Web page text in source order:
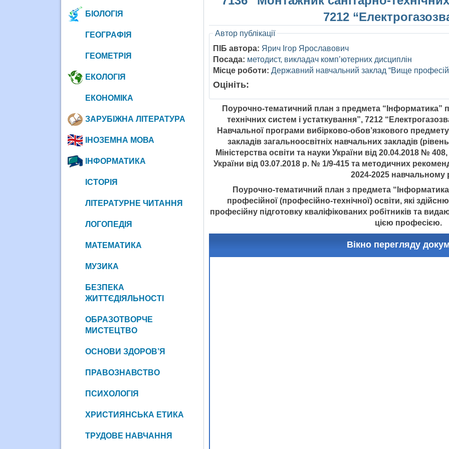
7212
Автор публікації
ПІБ автора: Ярич Ігор Ярославович
Посада: методист, викладач комп’ютерних дисциплін
Місце роботи: Державний навчальний заклад “Вище
Оцініть:
Поурочно-тематичний план з предмета “Інформатика”
технічних систем і устаткування”, 7212
Навчальної програми вибірково-обов’язкового
закладів загальноосвітніх навчальних закладів
Міністерства освіти та науки України від 20.04.2018 №
України від 03.07.2018 р. № 1/9-415 та методичних
2024-2025 навчальному
Поурочно-тематичний план з предмета
професійної (професійно-технічної) освіти, які
професійну підготовку кваліфікованих робітників та
цією професією.
Вікно перегляду
БІОЛОГІЯ
ГЕОГРАФІЯ
ГЕОМЕТРІЯ
ЕКОЛОГІЯ
ЕКОНОМІКА
ЗАРУБІЖНА ЛІТЕРАТУРА
ІНОЗЕМНА МОВА
ІНФОРМАТИКА
ІСТОРІЯ
ЛІТЕРАТУРНЕ ЧИТАННЯ
ЛОГОПЕДІЯ
МАТЕМАТИКА
МУЗИКА
БЕЗПЕКА
ЖИТТЄДІЯЛЬНОСТІ
ОБРАЗОТВОРЧЕ
МИСТЕЦТВО
ОСНОВИ ЗДОРОВ’Я
ПРАВОЗНАВСТВО
ПСИХОЛОГІЯ
ХРИСТИЯНСЬКА ЕТИКА
ТРУДОВЕ НАВЧАННЯ